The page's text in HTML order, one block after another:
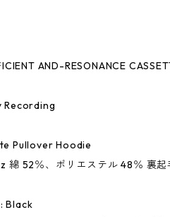
AND-RESONANCE
Recording
Pullover Hoodie
綿 52％、ポリエステル 48％ 裏起
Black